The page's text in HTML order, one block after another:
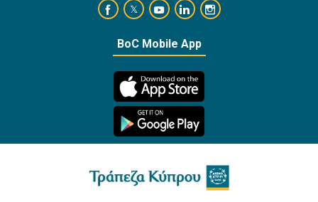
https://www.facebook.com/
https://twitter.com/bankofcyprus_
https://www.youtube.com/user/
https://www.linkedin.com/
https://
BoC Mobile App